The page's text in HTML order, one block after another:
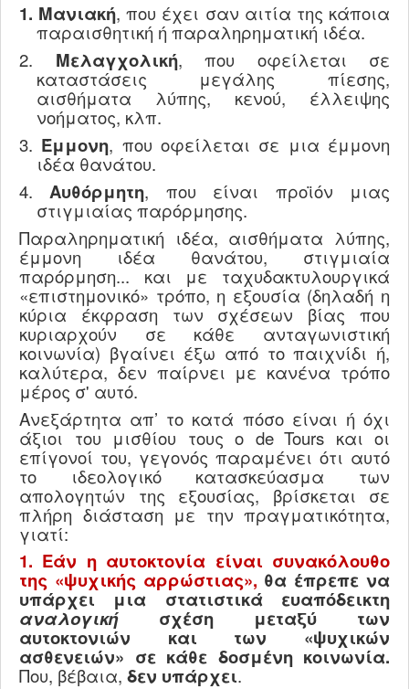
1. Μανιακή, που έχει σαν αιτία της κάποια
παραισθητική ή παραληρηματική ιδέα.
2. Μελαγχολική, που οφείλεται σε
καταστάσεις μεγάλης πίεσης,
αισθήματα λύπης, κενού, έλλειψης
νοήματος, κλπ.
3. Έμμονη, που οφείλεται σε μια έμμονη
ιδέα θανάτου.
4. Αυθόρμητη, που είναι προϊόν μιας
στιγμιαίας παρόρμησης.
Παραληρηματική ιδέα, αισθήματα λύπης,
έμμονη ιδέα θανάτου, στιγμιαία
παρόρμηση... και με ταχυδακτυλουργικά
«επιστημονικό» τρόπο, η εξουσία (δηλαδή η
κύρια έκφραση των σχέσεων βίας που
κυριαρχούν σε κάθε ανταγωνιστική
κοινωνία) βγαίνει έξω από το παιχνίδι ή,
καλύτερα, δεν παίρνει με κανένα τρόπο
μέρος σ' αυτό.
Ανεξάρτητα απ’ το κατά πόσο είναι ή όχι
άξιοι του μισθίου τους ο de Tours και οι
επίγονοί του, γεγονός παραμένει ότι αυτό
το ιδεολογικό κατασκεύασμα των
απολογητών της εξουσίας, βρίσκεται σε
πλήρη διάσταση με την πραγματικότητα,
γιατί:
1. Εάν η αυτοκτονία είναι συνακόλουθο
της «ψυχικής αρρώστιας», θα έπρεπε να
υπάρχει μια στατιστικά ευαπόδεικτη
αναλογική σχέση μεταξύ των
αυτοκτονιών και των «ψυχικών
ασθενειών» σε κάθε δοσμένη κοινωνία.
Που, βέβαια, δεν υπάρχει.